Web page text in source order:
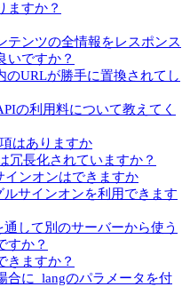
ますか？
テンツの全情報をレスポンス
いですか？
のURLが勝手に置換されてし
の利用料について教えてく
はありますか
冗長化されていますか？
インオンはできますか
サインオンを利用できます
通して別のサーバーから使う
すか？
きますか？
合に_langのパラメータを付